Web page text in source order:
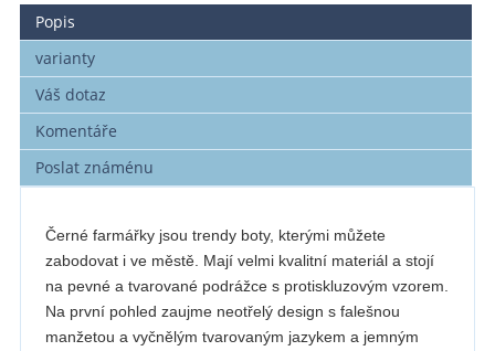
Popis
varianty
Váš dotaz
Komentáře
Poslat známénu
Černé farmářky jsou trendy boty, kterými můžete
zabodovat i ve městě. Mají velmi kvalitní materiál a stojí
na pevné a tvarované podrážce s protiskluzovým vzorem.
Na první pohled zaujme neotřelý design s falešnou
manžetou a vyčnělým tvarovaným jazykem a jemným